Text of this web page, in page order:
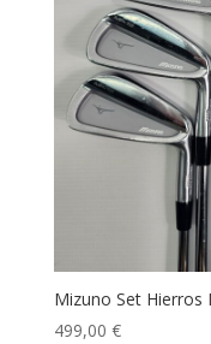
Mizuno Set Hierros
499,00 €